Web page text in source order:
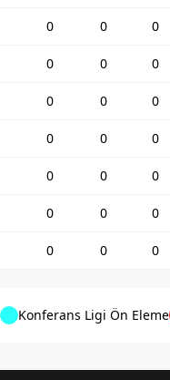
0 0 0
0 0 0
0 0 0
0 0 0
0 0 0
0 0 0
0 0 0
Konferans Ligi Ön Eleme